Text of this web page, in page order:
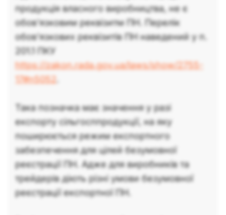
продукція власного виробництва, не є
обов'язковим реквізитм ПН. Перелік
обов'язкових реквізитів ПН наведений у п.
201.1 ПКУ
https://zakon.rada.gov.ua/laws/show/2755-
17#n5052
Така позначка має значення у разі
експорту сільгосппродукції, на яку
поширюється режим експортного
забезпечення для цілей безумовної
реєстрації ПН. Адже для виробників та
трейдерів діють різні умови безумовної
реєстрації експортної ПН.